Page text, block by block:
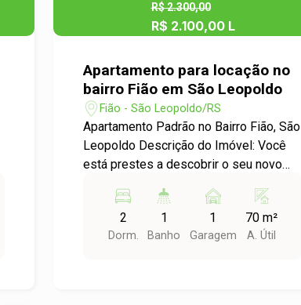
R$ 2.300,00
R$ 2.100,00 L
Apartamento para locação no
bairro Fião em São Leopoldo
Fião - São Leopoldo/RS
Apartamento Padrão no Bairro Fião, São
Leopoldo Descrição do Imóvel: Você
está prestes a descobrir o seu novo
dormitórios localizado no bairro Fião
oferece conforto e praticidade para a
sua rotina. Com uma área útil de
2
Dorm.
1
Banho
1
Garagem
70 m²
A. Útil